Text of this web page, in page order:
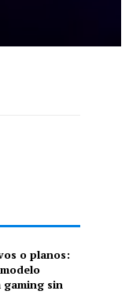
o planos:
gaming sin